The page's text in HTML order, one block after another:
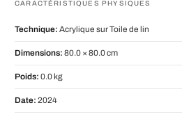
CARACTÉRISTIQUES PHYSIQUES
Technique: Acrylique sur Toile de lin
Dimensions: 80.0 × 80.0 cm
Poids: 0.0 kg
Date: 2024